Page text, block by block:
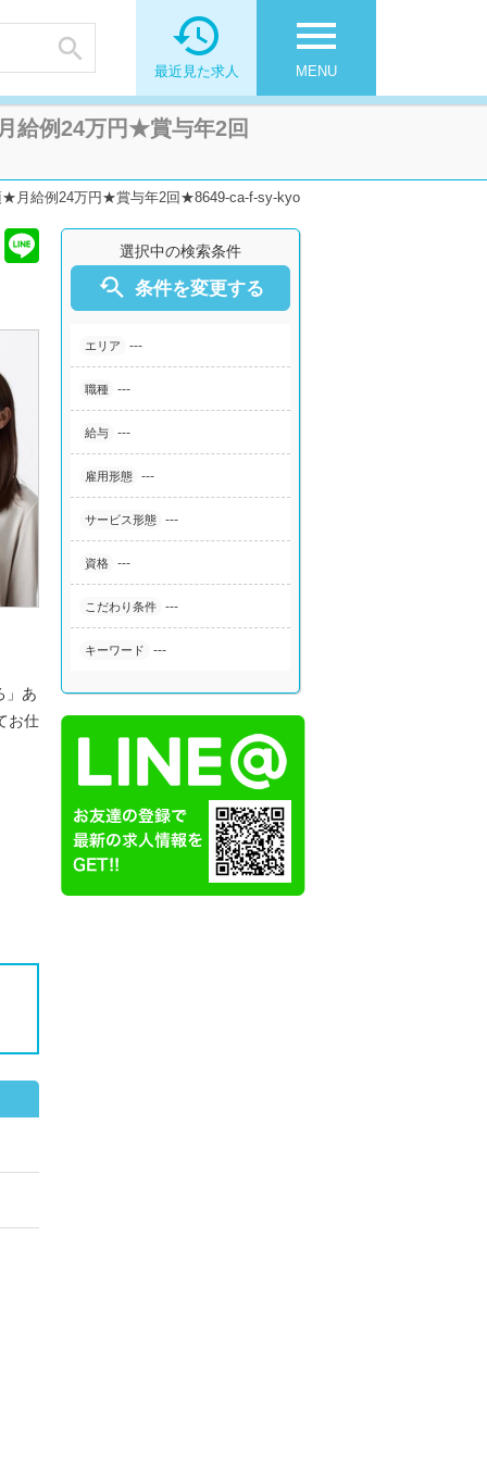
 menu
MENU

最近見た求人
給例24万円★賞与年2回
★月給例24万円★賞与年2回★8649-ca-f-sy-kyo
選択中の検索条件
 条件を変更する
エリア ---
職種 ---
給与 ---
雇用形態 ---
サービス形態 ---
資格 ---
こだわり条件 ---
キーワード ---
」あ
お仕